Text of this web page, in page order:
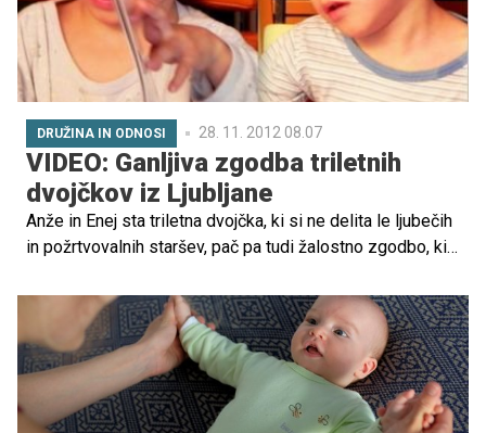
DRUŽINA IN ODNOSI 28. 11. 2012 08.07
VIDEO: Ganljiva zgodba triletnih
dvojčkov iz Ljubljane
Anže in Enej sta triletna dvojčka, ki si ne delita le ljubečih
in požrtvovalnih staršev, pač pa tudi žalostno zgodbo, ki
vrstniki tekala in zganjala norčije? Morda. Prisluhnite
zgodbi …